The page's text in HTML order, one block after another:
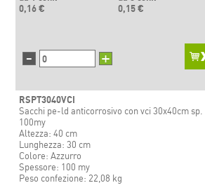
0,16 €
0,15 €
- +
RSPT3040VCI
Sacchi pe-ld anticorrosivo con vci 30x40cm sp.
100my
Altezza: 40 cm
Lunghezza: 30 cm
Colore: Azzurro
Spessore: 100 my
Peso confezione: 22,08 kg